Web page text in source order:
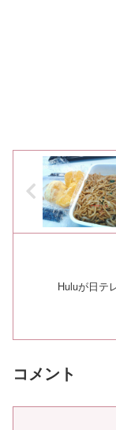
Huluが日テ
コメント